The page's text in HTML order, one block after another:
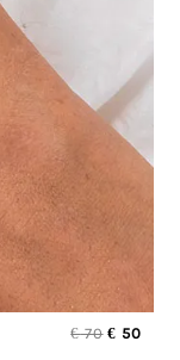
€70 € 50